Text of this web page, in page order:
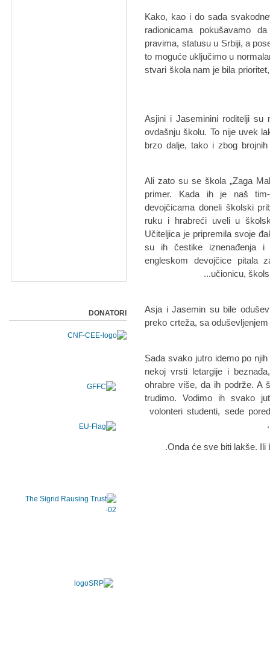
Kako, kao i do sada
radionicama pokušavamo
pravima, statusu u Srbiji, a
to moguće uključimo u
stvari škola nam je bila
Asjini i Jaseminini roditelji su
ovdašnju školu. To nije uvek
brzo dalje, tako i zbog
Ali zato su se škola „Zaga
primer. Kada ih je naš
devojčicama doneli školski
ruku i hrabreći uveli u
Učiteljica je pripremila svoje
su ih čestike iznenađenja i
engleskom devojčice pitala
učionicu,
Asja i Jasemin su bile
preko crteža, sa
Sada svako jutro idemo po
nekoj vrsti letargije i
ohrabre više, da ih podrže. A
trudimo. Vodimo ih svako
volonteri studenti, sede
Onda će sve biti lakše. Ili
DONATORI